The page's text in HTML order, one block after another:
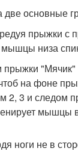
основные
прыжки
мышцы низа
на фоне
2, 3 и следом
мышцы
ноги не в